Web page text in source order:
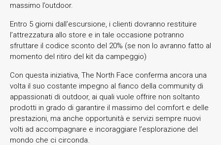
massimo l’outdoor.
Entro 5 giorni dall’escursione, i clienti dovranno restituire
l’attrezzatura allo store e in tale occasione potranno
sfruttare il codice sconto del 20% (se non lo avranno fatto al
momento del ritiro del kit da campeggio)
Con questa iniziativa, The North Face conferma ancora una
volta il suo costante impegno al fianco della community di
appassionati di outdoor, ai quali vuole offrire non soltanto
prodotti in grado di garantire il massimo del comfort e delle
prestazioni, ma anche opportunità e servizi sempre nuovi
volti ad accompagnare e incoraggiare l’esplorazione del
mondo che ci circonda.